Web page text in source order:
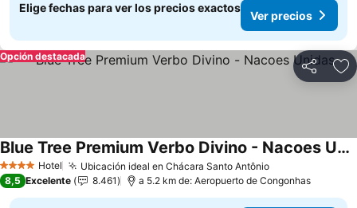
Elige fechas para ver los precios exactos
Ver precios
Compartir
Opción destacada
4 EstrellasHotel Ubicación ideal en Chácara Santo Antônio
Blue Tree Premium Verbo Divino - Nacoes Unidas
8,5 Excelente 8.461 a 5.2 km de: Aeropuerto de Congonhas